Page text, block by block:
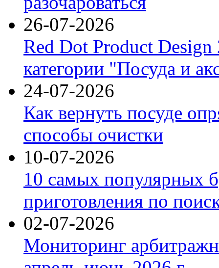
26-07-2026
Red Dot Product Design
категории "Посуда и
24-07-2026
Как вернуть посуде
способы очистки
10-07-2026
10 самых популярных
приготовления по
02-07-2026
Мониторинг